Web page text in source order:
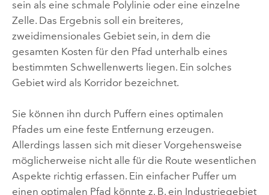
sein als eine schmale Polylinie oder eine einzelne
Zelle. Das Ergebnis soll ein breiteres,
zweidimensionales Gebiet sein, in dem die
gesamten Kosten für den Pfad unterhalb eines
bestimmten Schwellenwerts liegen. Ein solches
Gebiet wird als Korridor bezeichnet.
Sie können ihn durch Puffern eines optimalen
Pfades um eine feste Entfernung erzeugen.
Allerdings lassen sich mit dieser Vorgehensweise
möglicherweise nicht alle für die Route wesentlichen
Aspekte richtig erfassen. Ein einfacher Puffer um
einen optimalen Pfad könnte z. B. ein Industriegebiet